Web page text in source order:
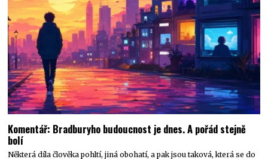
Komentář: Bradburyho budoucnost je dnes. A pořád stejně
bolí
Některá díla člověka pohltí, jiná obohatí, a pak jsou taková, která se do